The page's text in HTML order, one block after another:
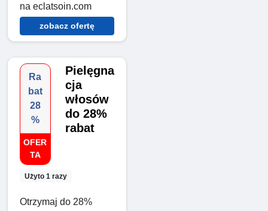
na eclatsoin.com
zobacz ofertę
Ra
bat
28
%
OFER
TA
Użyto 1 razy
Pielęgna
cja
włosów
do 28%
rabat
Otrzymaj do 28%